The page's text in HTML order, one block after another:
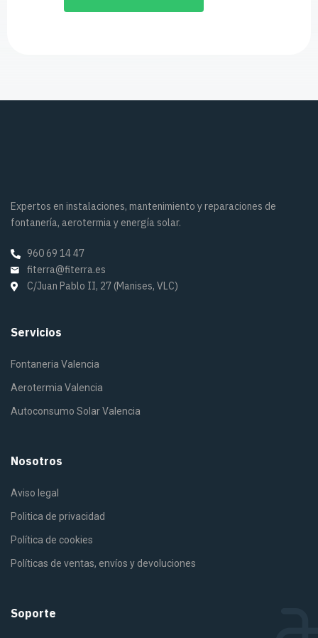
Expertos en instalaciones, mantenimiento y reparaciones de
fontanería, aerotermia y energía solar.
960 69 14 47
fiterra@fiterra.es
C/Juan Pablo II, 27 (Manises, VLC)
Servicios
Fontaneria Valencia
Aerotermia Valencia
Autoconsumo Solar Valencia
Nosotros
Aviso legal
Politica de privacidad
Política de cookies
Políticas de ventas, envíos y devoluciones
Soporte